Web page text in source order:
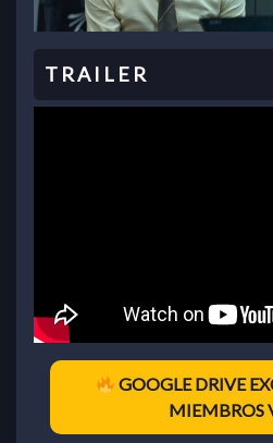
GOOGLE DRIVE
MIEMBROS